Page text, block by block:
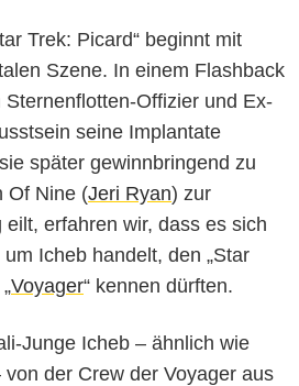
Trek: Picard“ beginnt mit
Szene. In einem Flashback
Offizier und Ex-
seine Implantate
später gewinnbringend zu
Of Nine (Jeri Ryan) zur
erfahren wir, dass es sich
Icheb handelt, den „Star
Voyager“ kennen dürften.
Junge Icheb – ähnlich wie
der Crew der Voyager aus